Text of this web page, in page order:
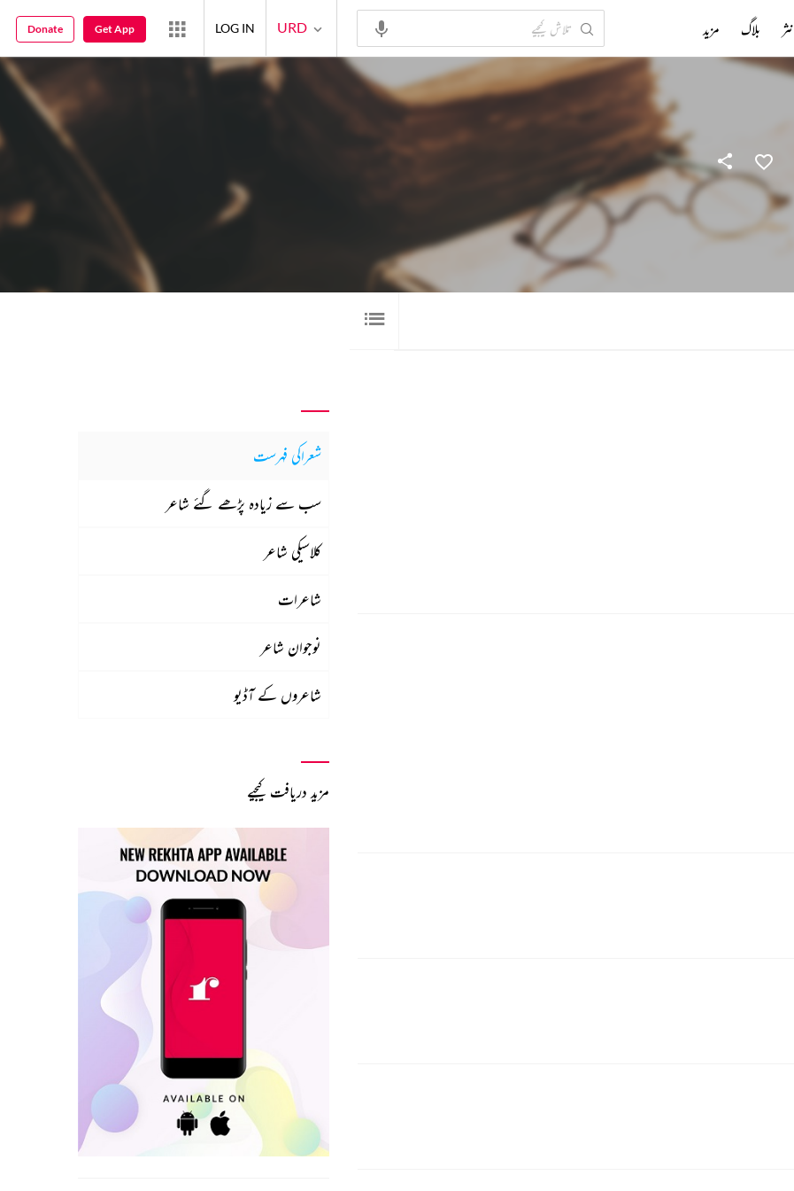
شعراکی فہرست
سب سے زیادہ پڑھے گئے شاعر
کلاسیکی شاعر
شاعرات
نوجوان شاعر
شاعروں کے آڈیو
مزید دریافت کیجیے
نثر بلاگ مزید URD
LOG IN
Get App
Donate